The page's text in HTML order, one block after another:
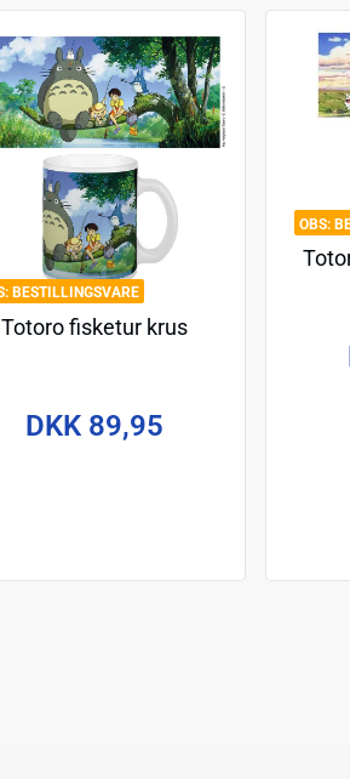
BESTILLINGSVARE
Totoro fisketur krus
DKK 89,95